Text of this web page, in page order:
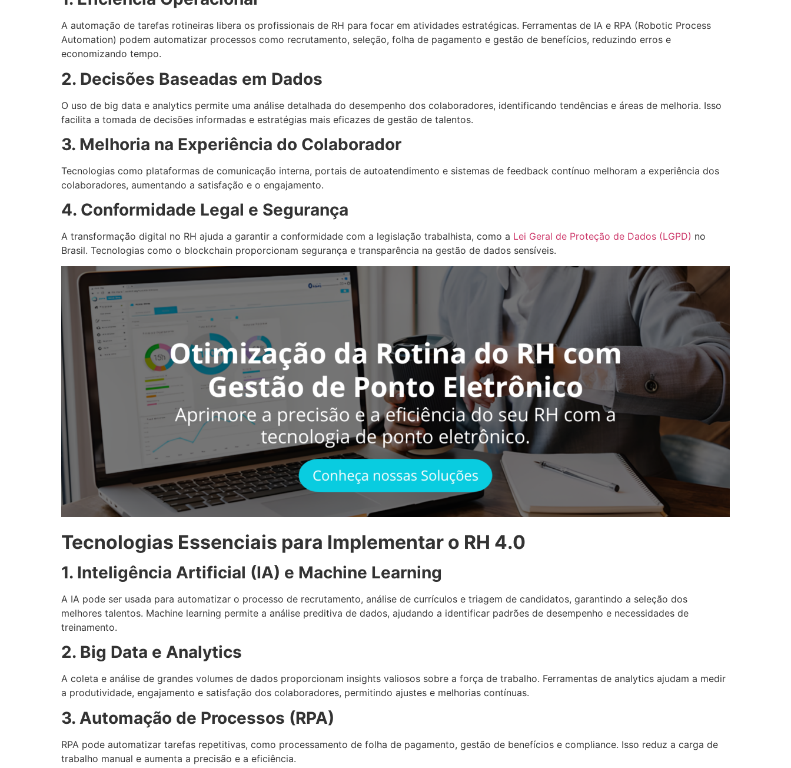
A automação de tarefas rotineiras libera os profissionais de RH para focar em atividades estratégicas. Ferramentas de IA e RPA (Robotic Process
Automation) podem automatizar processos como recrutamento, seleção, folha de pagamento e gestão de benefícios, reduzindo erros e
economizando tempo.
2. Decisões Baseadas em Dados
O uso de big data e analytics permite uma análise detalhada do desempenho dos colaboradores, identificando tendências e áreas de melhoria. Isso
facilita a tomada de decisões informadas e estratégias mais eficazes de gestão de talentos.
3. Melhoria na Experiência do Colaborador
Tecnologias como plataformas de comunicação interna, portais de autoatendimento e sistemas de feedback contínuo melhoram a experiência dos
colaboradores, aumentando a satisfação e o engajamento.
4. Conformidade Legal e Segurança
A transformação digital no RH ajuda a garantir a conformidade com a legislação trabalhista, como a Lei Geral de Proteção de Dados (LGPD) no
Brasil. Tecnologias como o blockchain proporcionam segurança e transparência na gestão de dados sensíveis.
Tecnologias Essenciais para Implementar o RH 4.0
1. Inteligência Artificial (IA) e Machine Learning
A IA pode ser usada para automatizar o processo de recrutamento, análise de currículos e triagem de candidatos, garantindo a seleção dos
melhores talentos. Machine learning permite a análise preditiva de dados, ajudando a identificar padrões de desempenho e necessidades de
treinamento.
2. Big Data e Analytics
A coleta e análise de grandes volumes de dados proporcionam insights valiosos sobre a força de trabalho. Ferramentas de analytics ajudam a medir
a produtividade, engajamento e satisfação dos colaboradores, permitindo ajustes e melhorias contínuas.
3. Automação de Processos (RPA)
RPA pode automatizar tarefas repetitivas, como processamento de folha de pagamento, gestão de benefícios e compliance. Isso reduz a carga de
trabalho manual e aumenta a precisão e a eficiência.